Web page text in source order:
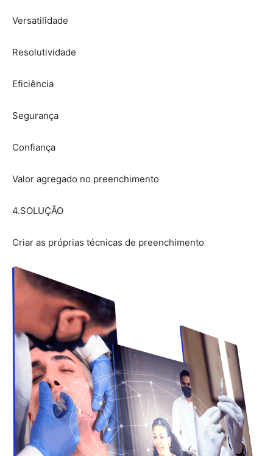
Versatilidade
Resolutividade
Eficiência
Segurança
Confiança
Valor agregado no preenchimento
4.SOLUÇÃO
Criar as próprias técnicas de preenchimento